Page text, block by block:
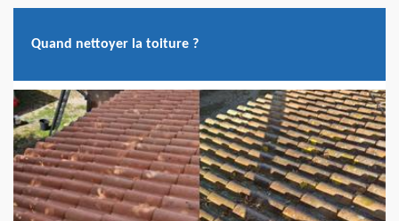
Quand nettoyer la toiture ?